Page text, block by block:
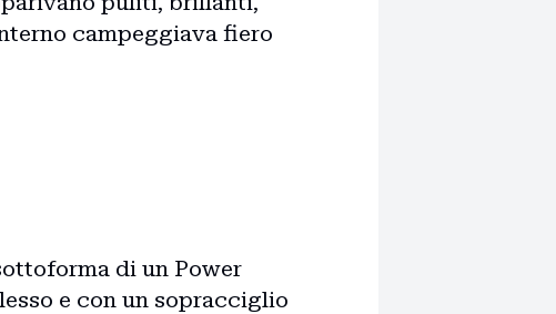
campeggiava fiero
di un Power
e con un sopracciglio